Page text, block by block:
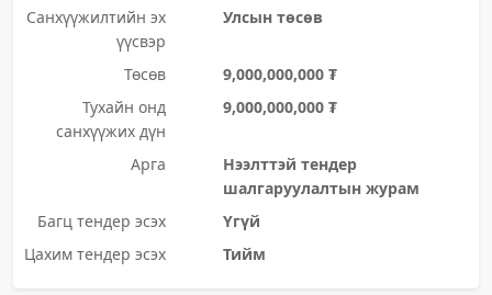
Санхүүжилтийн эх
үүсвэр
Улсын төсөв
Төсөв
9,000,000,000 ₮
Тухайн онд
санхүүжих дүн
9,000,000,000 ₮
Арга
Нээлттэй тендер
шалгаруулалтын журам
Багц тендер эсэх
Үгүй
Цахим тендер эсэх
Тийм